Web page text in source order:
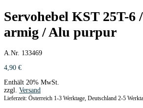
Servohebel KST 25T-6
armig / Alu purpur
A.Nr. 133469
4,90 €
Enthält 20% MwSt.
zzgl. Versand
Lieferzeit: Österreich 1-3 Werktage, Deutschland 2-5